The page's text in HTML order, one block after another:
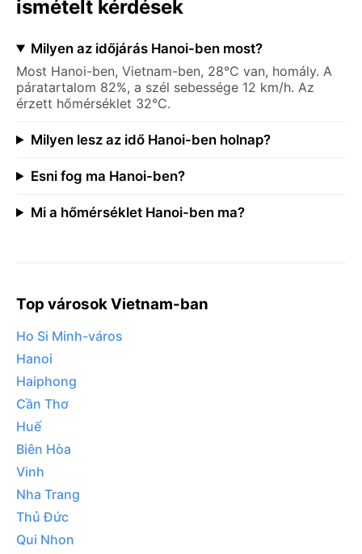
ismételt kérdések
Milyen az időjárás Hanoi-ben most?
Most Hanoi-ben, Vietnam-ben, 28°C van, homály. A
páratartalom 82%, a szél sebessége 12 km/h. Az
érzett hőmérséklet 32°C.
Milyen lesz az idő Hanoi-ben holnap?
Esni fog ma Hanoi-ben?
Mi a hőmérséklet Hanoi-ben ma?
Top városok Vietnam-ban
Ho Si Minh-város
Hanoi
Haiphong
Cần Thơ
Huế
Biên Hòa
Vinh
Nha Trang
Thủ Đức
Qui Nhon